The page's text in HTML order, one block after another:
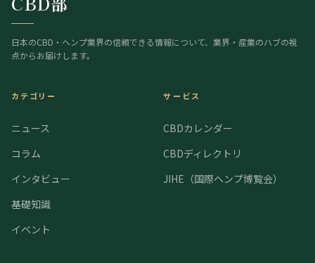
日本のCBD・ヘンプ業界の信頼できる情報について、業界・産業のハブの視
点からお届けします。
カテゴリー
ニュース
コラム
インタビュー
基礎知識
イベント
サービス
CBDカレンダー
CBDディレクトリ
JIHE（国際ヘンプ博覧会）